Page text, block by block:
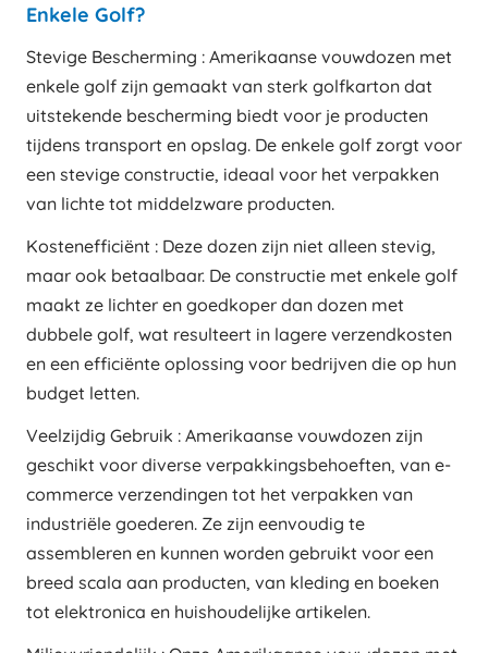
Enkele Golf?
Stevige Bescherming : Amerikaanse vouwdozen met
enkele golf zijn gemaakt van sterk golfkarton dat
uitstekende bescherming biedt voor je producten
tijdens transport en opslag. De enkele golf zorgt voor
een stevige constructie, ideaal voor het verpakken
van lichte tot middelzware producten.
Kostenefficiënt : Deze dozen zijn niet alleen stevig,
maar ook betaalbaar. De constructie met enkele golf
maakt ze lichter en goedkoper dan dozen met
dubbele golf, wat resulteert in lagere verzendkosten
en een efficiënte oplossing voor bedrijven die op hun
budget letten.
Veelzijdig Gebruik : Amerikaanse vouwdozen zijn
geschikt voor diverse verpakkingsbehoeften, van e-
commerce verzendingen tot het verpakken van
industriële goederen. Ze zijn eenvoudig te
assembleren en kunnen worden gebruikt voor een
breed scala aan producten, van kleding en boeken
tot elektronica en huishoudelijke artikelen.